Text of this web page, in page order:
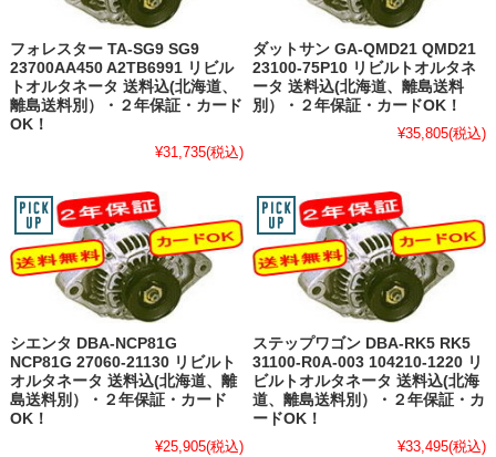
フォレスター TA-SG9 SG9
23700AA450 A2TB6991 リビル
トオルタネータ 送料込(北海道、
離島送料別）・２年保証・カード
OK！
¥31,735(税込)
ダットサン GA-QMD21 QMD21
23100-75P10 リビルトオルタネ
ータ 送料込(北海道、離島送料
別）・２年保証・カードOK！
¥35,805(税込)
シエンタ DBA-NCP81G
NCP81G 27060-21130 リビルト
オルタネータ 送料込(北海道、離
島送料別）・２年保証・カード
OK！
¥25,905(税込)
ステップワゴン DBA-RK5 RK5
31100-R0A-003 104210-1220 リ
ビルトオルタネータ 送料込(北海
道、離島送料別）・２年保証・カ
ードOK！
¥33,495(税込)